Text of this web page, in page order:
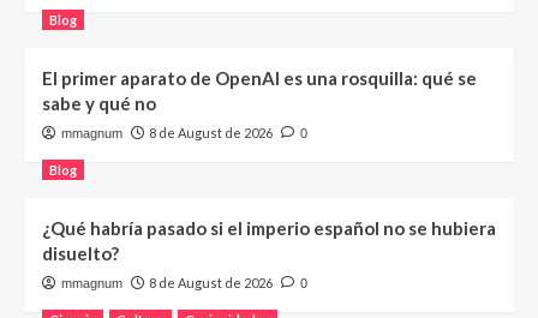
Blog
El primer aparato de OpenAI es una rosquilla: qué se
sabe y qué no
mmagnum 8 de August de 2026 0
Blog
¿Qué habría pasado si el imperio español no se hubiera
disuelto?
mmagnum 8 de August de 2026 0